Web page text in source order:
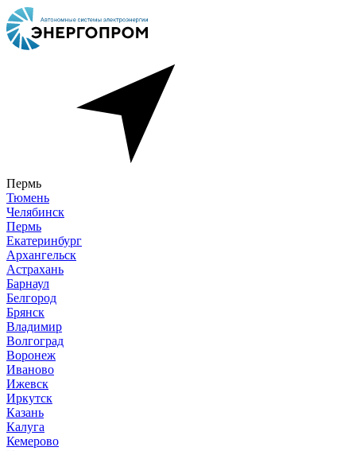
Пермь
Тюмень
Челябинск
Пермь
Екатеринбург
Архангельск
Астрахань
Барнаул
Белгород
Брянск
Владимир
Волгоград
Воронеж
Иваново
Ижевск
Иркутск
Казань
Калуга
Кемерово